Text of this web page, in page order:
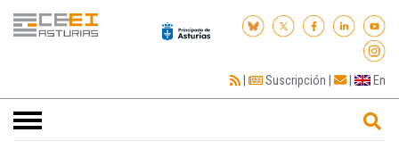
| Suscripción | | En
Toggle
navigation